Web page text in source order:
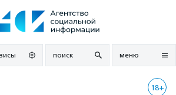
поиск меню
18+